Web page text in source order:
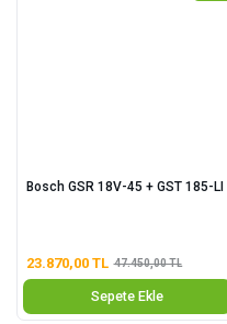
Bosch GSR 18V-45 + GST 185-LI
23.870,00 TL 47.450,00 TL
Sepete Ekle